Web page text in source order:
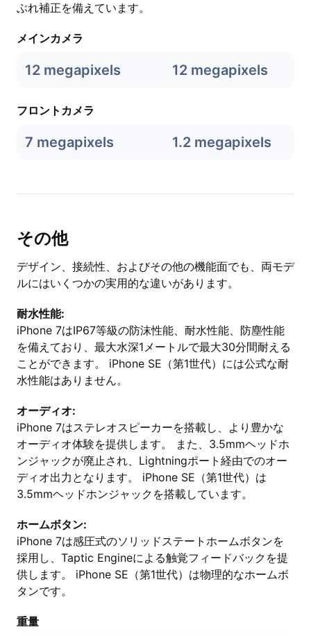
ぶれ補正を備えています。
メインカメラ
12 megapixels 12 megapixels
フロントカメラ
7 megapixels 1.2 megapixels
その他
デザイン、接続性、およびその他の機能面でも、両モデ
ルにはいくつかの実用的な違いがあります。
耐水性能:
iPhone 7はIP67等級の防沫性能、耐水性能、防塵性能
を備えており、最大水深1メートルで最大30分間耐える
ことができます。 iPhone SE（第1世代）には公式な耐
水性能はありません。
オーディオ:
iPhone 7はステレオスピーカーを搭載し、より豊かな
オーディオ体験を提供します。 また、3.5mmヘッドホ
ンジャックが廃止され、Lightningポート経由でのオー
ディオ出力となります。 iPhone SE（第1世代）は
3.5mmヘッドホンジャックを搭載しています。
ホームボタン:
iPhone 7は感圧式のソリッドステートホームボタンを
採用し、Taptic Engineによる触覚フィードバックを提
供します。 iPhone SE（第1世代）は物理的なホームボ
タンです。
重量